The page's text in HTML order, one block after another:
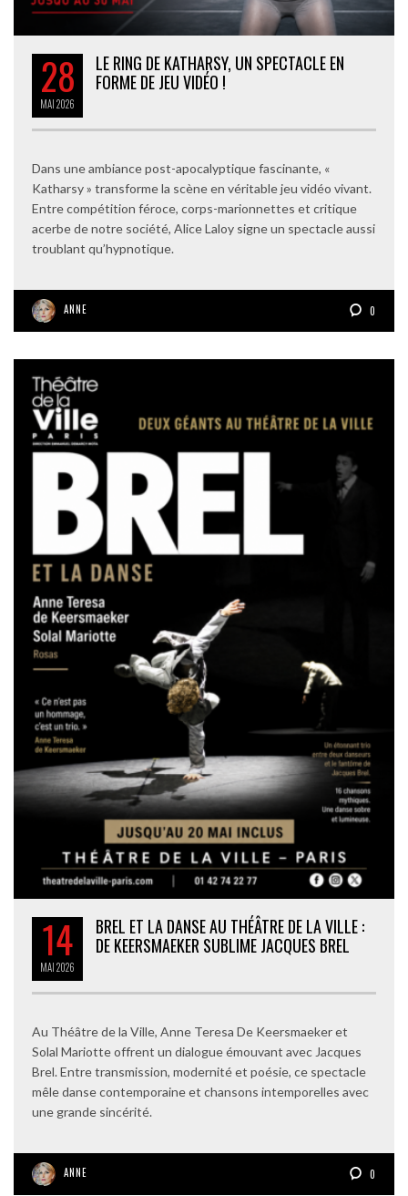
28
MAI2026
LE RING DE KATHARSY, UN SPECTACLE EN
FORME DE JEU VIDÉO !
Dans une ambiance post-apocalyptique fascinante, «
Katharsy » transforme la scène en véritable jeu vidéo vivant.
Entre compétition féroce, corps-marionnettes et critique
acerbe de notre société, Alice Laloy signe un spectacle aussi
troublant qu’hypnotique.
ANNE 0
14
MAI2026
BREL ET LA DANSE AU THÉÂTRE DE LA VILLE :
DE KEERSMAEKER SUBLIME JACQUES BREL
Au Théâtre de la Ville, Anne Teresa De Keersmaeker et
Solal Mariotte offrent un dialogue émouvant avec Jacques
Brel. Entre transmission, modernité et poésie, ce spectacle
mêle danse contemporaine et chansons intemporelles avec
une grande sincérité.
ANNE 0